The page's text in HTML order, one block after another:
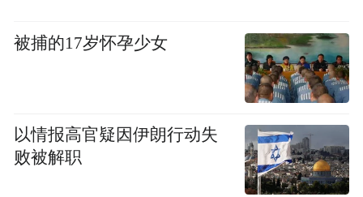
15分钟下楼就能出出汗。
15分钟，连得上网
数字化，让公共文化服务突破了物理距离。
全民健身信息服务平台正在搭建，电子健身
被捕的17岁怀孕少女
以情报高官疑因伊朗行动失
败被解职